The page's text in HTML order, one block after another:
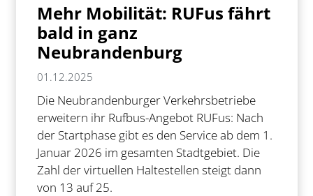
Mehr Mobilität: RUFus fährt
bald in ganz
Neubrandenburg
01.12.2025
Die Neubrandenburger Verkehrsbetriebe
erweitern ihr Rufbus-Angebot RUFus: Nach
der Startphase gibt es den Service ab dem 1.
Januar 2026 im gesamten Stadtgebiet. Die
Zahl der virtuellen Haltestellen steigt dann
von 13 auf 25.